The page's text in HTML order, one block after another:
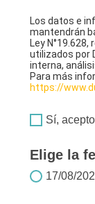
Los datos e
mantendrán
Ley
utilizados por
interna,
Para más
https://
Sí,
Elige la
17/08/